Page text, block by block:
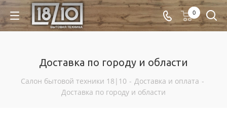
0
Доставка по городу и области
Салон бытовой техники 18|10 - Доставка и оплата -
Доставка по городу и области